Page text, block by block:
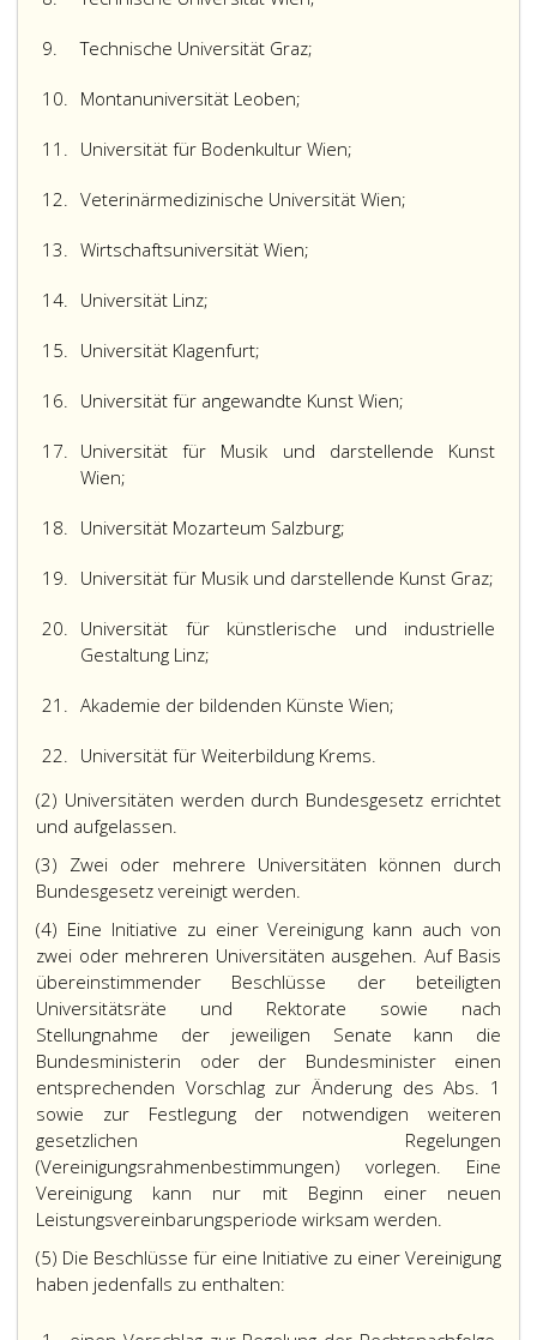
9. Technische Universität Graz;
10. Montanuniversität Leoben;
11. Universität für Bodenkultur Wien;
12. Veterinärmedizinische Universität Wien;
13. Wirtschaftsuniversität Wien;
14. Universität Linz;
15. Universität Klagenfurt;
16. Universität für angewandte Kunst Wien;
17. Universität für Musik und darstellende Kunst
Wien;
18. Universität Mozarteum Salzburg;
19. Universität für Musik und darstellende Kunst Graz;
20. Universität für künstlerische und industrielle
Gestaltung Linz;
21. Akademie der bildenden Künste Wien;
22. Universität für Weiterbildung Krems.
(2) Universitäten werden durch Bundesgesetz errichtet
und aufgelassen.
(3) Zwei oder mehrere Universitäten können durch
Bundesgesetz vereinigt werden.
(4) Eine Initiative zu einer Vereinigung kann auch von
zwei oder mehreren Universitäten ausgehen. Auf Basis
übereinstimmender Beschlüsse der beteiligten
Universitätsräte und Rektorate sowie nach
Stellungnahme der jeweiligen Senate kann die
Bundesministerin oder der Bundesminister einen
entsprechenden Vorschlag zur Änderung des Abs. 1
sowie zur Festlegung der notwendigen weiteren
gesetzlichen Regelungen
(Vereinigungsrahmenbestimmungen) vorlegen. Eine
Vereinigung kann nur mit Beginn einer neuen
Leistungsvereinbarungsperiode wirksam werden.
(5) Die Beschlüsse für eine Initiative zu einer Vereinigung
haben jedenfalls zu enthalten: